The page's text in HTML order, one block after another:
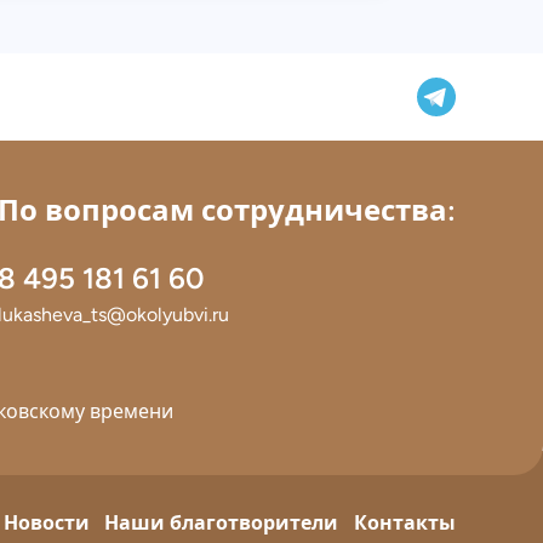
вопросам сотрудничества:
495 181 61 60
времени
Новости Наши благотворители Контакты